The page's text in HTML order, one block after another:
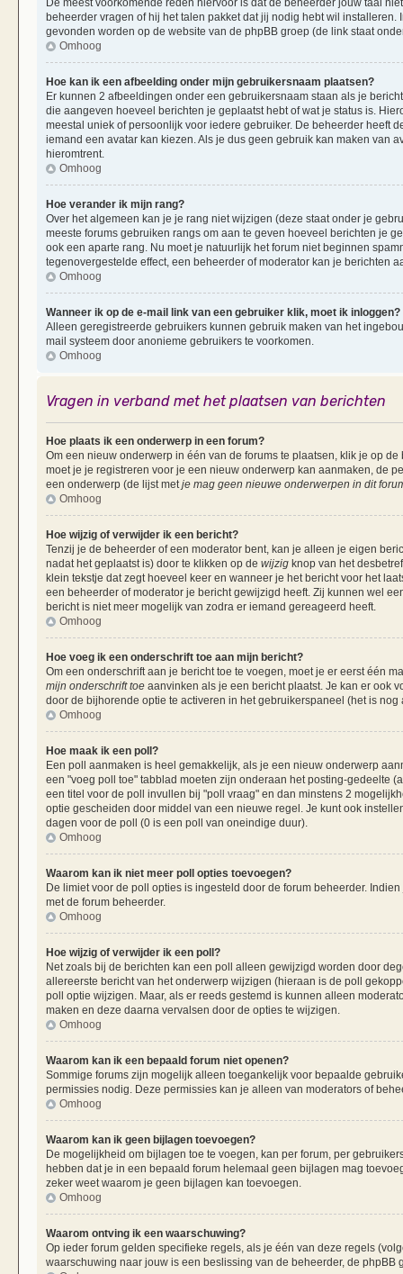
beheerder vragen of hij het talen pakket dat jij nodig hebt wil
gevonden worden op de website van de phpBB groep (de link staat
Omhoog
Hoe kan ik een afbeelding onder mijn gebruikersnaam plaatsen?
Er kunnen 2 afbeeldingen onder een gebruikersnaam staan als je
die aangeven hoeveel berichten je geplaatst hebt of wat je status is.
meestal uniek of persoonlijk voor iedere gebruiker. De beheerder heeft
iemand een avatar kan kiezen. Als je dus geen gebruik kan maken van
hieromtrent.
Omhoog
Hoe verander ik mijn rang?
Over het algemeen kan je je rang niet wijzigen (deze staat onder je
meeste forums gebruiken rangs om aan te geven hoeveel berichten je
ook een aparte rang. Nu moet je natuurlijk het forum niet beginnen
tegenovergestelde effect, een beheerder of moderator kan je berichten
Omhoog
Wanneer ik op de e-mail link van een gebruiker klik, moet ik inloggen?
Alleen geregistreerde gebruikers kunnen gebruik maken van het
mail systeem door anonieme gebruikers te voorkomen.
Omhoog
Vragen in verband met het plaatsen van berichten
Hoe plaats ik een onderwerp in een forum?
Om een nieuw onderwerp in één van de forums te plaatsen, klik je op
moet je je registreren voor je een nieuw onderwerp kan aanmaken, de
een onderwerp (de lijst met je mag geen nieuwe onderwerpen in dit
Omhoog
Hoe wijzig of verwijder ik een bericht?
Tenzij je de beheerder of een moderator bent, kan je alleen je eigen
nadat het geplaatst is) door te klikken op de wijzig knop van het
klein tekstje dat zegt hoeveel keer en wanneer je het bericht voor het
een beheerder of moderator je bericht gewijzigd heeft. Zij kunnen wel
bericht is niet meer mogelijk van zodra er iemand gereageerd heeft.
Omhoog
Hoe voeg ik een onderschrift toe aan mijn bericht?
Om een onderschrift aan je bericht toe te voegen, moet je er eerst één
mijn onderschrift toe aanvinken als je een bericht plaatst. Je kan er ook
door de bijhorende optie te activeren in het gebruikerspaneel (het is
Omhoog
Hoe maak ik een poll?
Een poll aanmaken is heel gemakkelijk, als je een nieuw onderwerp
een "voeg poll toe" tabblad moeten zijn onderaan het posting-gedeelte
een titel voor de poll invullen bij "poll vraag" en dan minstens 2
optie gescheiden door middel van een nieuwe regel. Je kunt ook
dagen voor de poll (0 is een poll van oneindige duur).
Omhoog
Waarom kan ik niet meer poll opties toevoegen?
De limiet voor de poll opties is ingesteld door de forum beheerder.
met de forum beheerder.
Omhoog
Hoe wijzig of verwijder ik een poll?
Net zoals bij de berichten kan een poll alleen gewijzigd worden door
allereerste bericht van het onderwerp wijzigen (hieraan is de poll
poll optie wijzigen. Maar, als er reeds gestemd is kunnen alleen
maken en deze daarna vervalsen door de opties te wijzigen.
Omhoog
Waarom kan ik een bepaald forum niet openen?
Sommige forums zijn mogelijk alleen toegankelijk voor bepaalde
permissies nodig. Deze permissies kan je alleen van moderators of
Omhoog
Waarom kan ik geen bijlagen toevoegen?
De mogelijkheid om bijlagen toe te voegen, kan per forum, per
hebben dat je in een bepaald forum helemaal geen bijlagen mag
zeker weet waarom je geen bijlagen kan toevoegen.
Omhoog
Waarom ontving ik een waarschuwing?
Op ieder forum gelden specifieke regels, als je één van deze regels
waarschuwing naar jouw is een beslissing van de beheerder, de phpBB